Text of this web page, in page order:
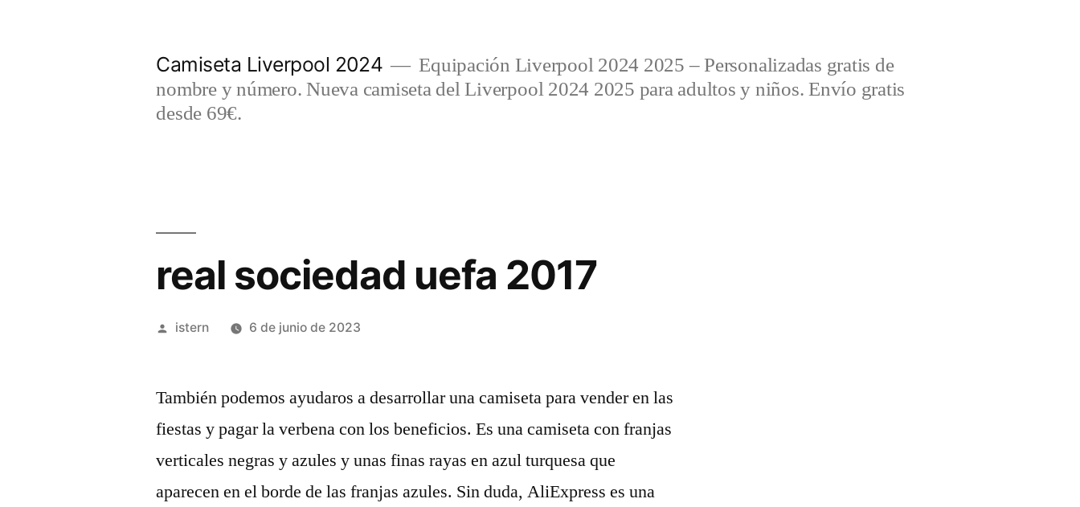
Camiseta Liverpool 2024
Equipación Liverpool 2024 2025 – Personalizadas gratis de
nombre y número. Nueva camiseta del Liverpool 2024 2025 para adultos y niños. Envío gratis
desde 69€.
real sociedad uefa 2017
Publicado
istern 6 de junio de 2023
También podemos ayudaros a desarrollar una camiseta para vender en las
fiestas y pagar la verbena con los beneficios. Es una camiseta con franjas
verticales negras y azules y unas finas rayas en azul turquesa que
aparecen en el borde de las franjas azules. Sin duda, AliExpress es una